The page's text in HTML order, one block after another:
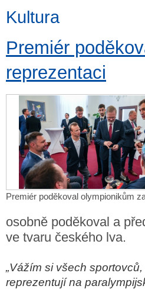
Kultura
Premiér
reprezentaci
Premiér poděkoval olympionikům
osobně poděkoval a
ve tvaru českého lva.
„Vážím si všech
reprezentují na